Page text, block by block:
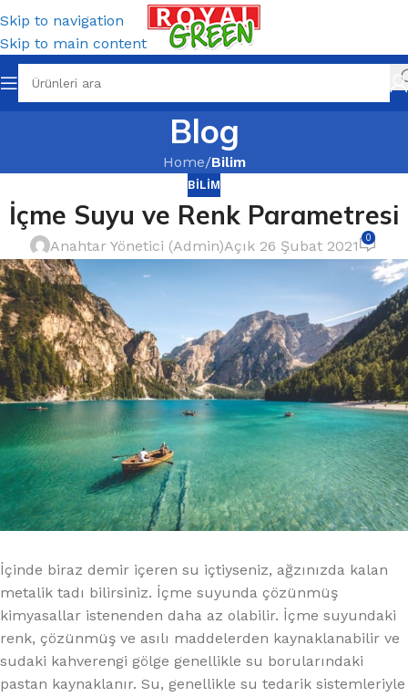
Skip to navigation
Skip to main content
Blog
Home/Bilim
BILIM
İçme Suyu ve Renk Parametresi
Anahtar Yönetici (Admin)Açık 26 Şubat 2021 0
İçinde biraz demir içeren su içtiyseniz, ağzınızda kalan
metalik tadı bilirsiniz. İçme suyunda çözünmüş
kimyasallar istenenden daha az olabilir. İçme suyundaki
renk, çözünmüş ve asılı maddelerden kaynaklanabilir ve
sudaki kahverengi gölge genellikle su borularındaki
pastan kaynaklanır. Su, genellikle su tedarik sistemleriyle